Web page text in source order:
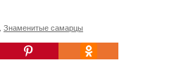
Знаменитые самарцы